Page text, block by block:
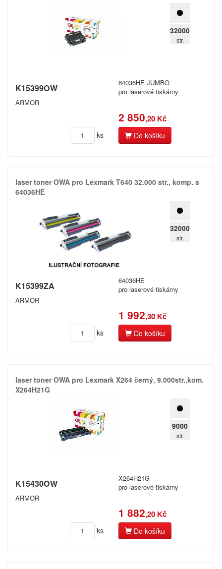
32000
str.
K15399OW
ARMOR
64036HE JUMBO
pro laserové tiskárny
2 850,20 Kč
ks Do košíku
laser toner OWA pro Lexmark T640 32.​000 str.​,​ komp.​ s
64036HE
32000
str.
K15399ZA
ARMOR
64036HE
pro laserové tiskárny
1 992,30 Kč
ks Do košíku
laser toner OWA pro Lexmark X264 černý,​ 9.​000str.​,​kom.​
X264H21G
9000
str.
K15430OW
ARMOR
X264H21G
pro laserové tiskárny
1 882,20 Kč
ks Do košíku